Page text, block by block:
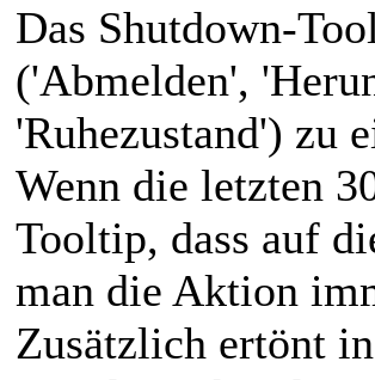
Das Shutdown-
('Abmelden',
'Ruhezustand') zu
Wenn die letzten
Tooltip, dass auf
man die Aktion
Zusätzlich ertönt